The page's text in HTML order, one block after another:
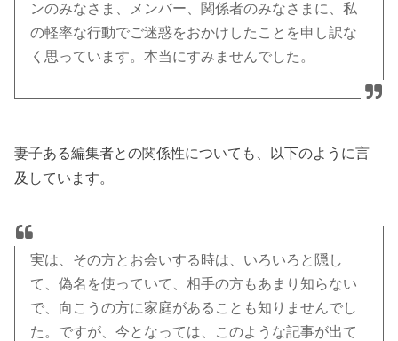
ンのみなさま、メンバー、関係者のみなさまに、私
の軽率な行動でご迷惑をおかけしたことを申し訳な
く思っています。本当にすみませんでした。
妻子ある編集者との関係性についても、以下のように言
及しています。
実は、その方とお会いする時は、いろいろと隠し
て、偽名を使っていて、相手の方もあまり知らない
で、向こうの方に家庭があることも知りませんでし
た。ですが、今となっては、このような記事が出て